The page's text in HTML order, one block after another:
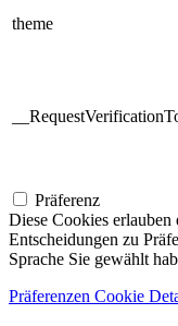
theme
Präferenz
Diese Cookies erlauben
Entscheidungen zu
Sprache Sie gewählt
Präferenzen Cookie